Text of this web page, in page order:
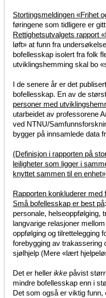
Stortingsmeldingen «Frihet
føringene som tidligere er
Rettighetsutvalgets rapport
løft» at funn fra
bofellesskap isolert fra folk
utviklingshemming skal bo
I de senere år er det
bofellesskap. En av de
personer med
utarbeidet av professorene
ved NTNU/
bygger på innsamlede data
(Definisjon i rapporten på
leiligheter som ligger i
knyttet sammen til en
Rapporten konkluderer med
Små bofellesskap er best på
personale, helseoppfølging,
langvarige relasjoner
oppfølging og tilrettelegging
forebygging av trakassering
sjølhjelp (Mere «lært
Det er heller ikke påvist
mindre bofellesskap enn i
Det som også er viktig